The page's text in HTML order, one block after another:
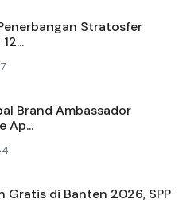
Stratosfer
Brand Ambassador
Ap...
Gratis di Banten 2026, SPP